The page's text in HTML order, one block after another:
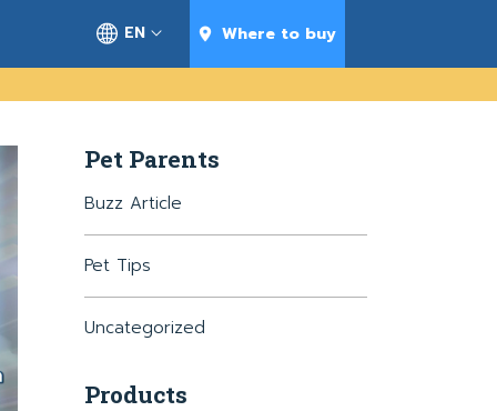
EN Where to buy
Pet Parents
Buzz Article
Pet Tips
Uncategorized
Products